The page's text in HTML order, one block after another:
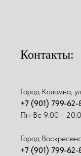
Контакты:
Город Коломна,
+7 (901) 799-62-
Пн-Вс 9:00 -
Город
+7 (901) 799-62-